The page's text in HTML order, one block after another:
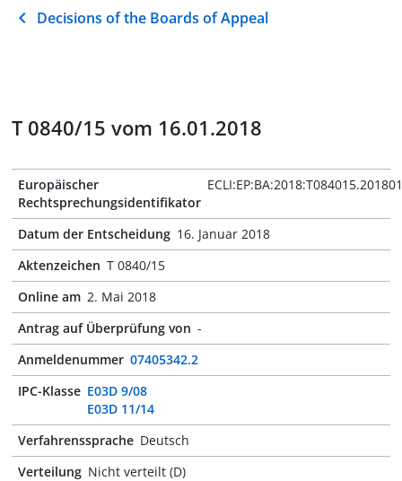
Decisions of the Boards of Appeal
T 0840/15 vom 16.01.2018
Europäischer
Rechtsprechungsidentifikator
Datum der Entscheidung 16. Januar 2018
Aktenzeichen T 0840/15
Online am 2. Mai 2018
Antrag auf Überprüfung von -
Anmeldenummer 07405342.2
IPC-Klasse E03D 9/08
E03D 11/14
Verfahrenssprache Deutsch
Verteilung Nicht verteilt (D)